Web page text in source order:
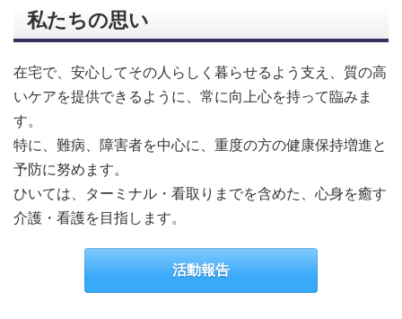
私たちの思い
在宅で、安心してその人らしく暮らせるよう支え、質の高
いケアを提供できるように、常に向上心を持って臨みま
す。
特に、難病、障害者を中心に、重度の方の健康保持増進と
予防に努めます。
ひいては、ターミナル・看取りまでを含めた、心身を癒す
介護・看護を目指します。
活動報告